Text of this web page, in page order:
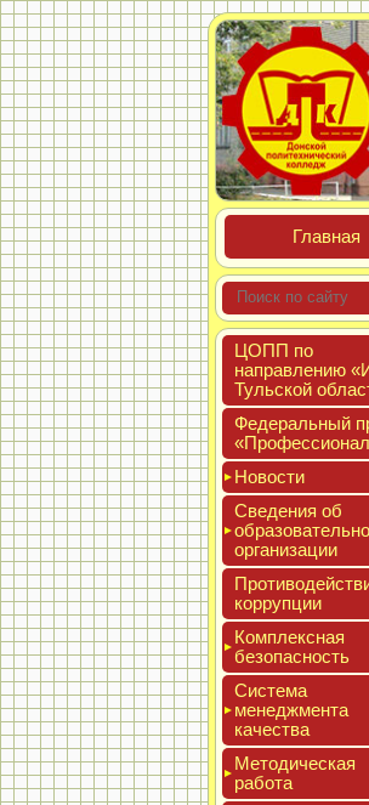
Глав­ная
ЦОПП по
нап­равле­нию
Туль­ской
Феде­раль­ный
Новос­ти
Све­дения об
ор­га­низа­ции
кор­рупции
Ком­плексная
бе­зопас­ность
Сис­те­ма
ме­нед­жмен­та
ка­чес­тва
Мето­дичес­кая
ра­бота